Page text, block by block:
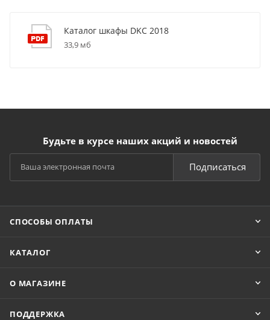
Каталог шкафы DKC 2018
33,9 мб
Будьте в курсе наших акций и новостей
Подписаться
СПОСОБЫ ОПЛАТЫ
КАТАЛОГ
О МАГАЗИНЕ
ПОДДЕРЖКА